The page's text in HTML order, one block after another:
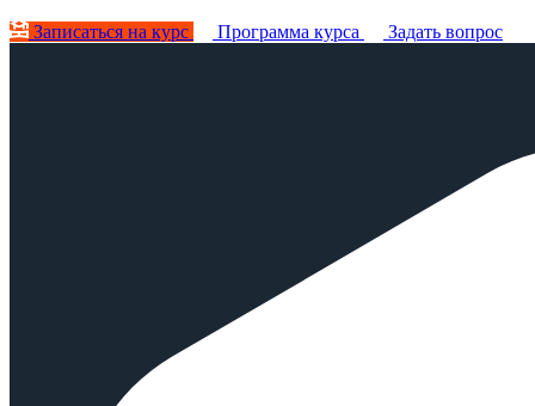
Записаться на курс Программа курса Задать вопрос